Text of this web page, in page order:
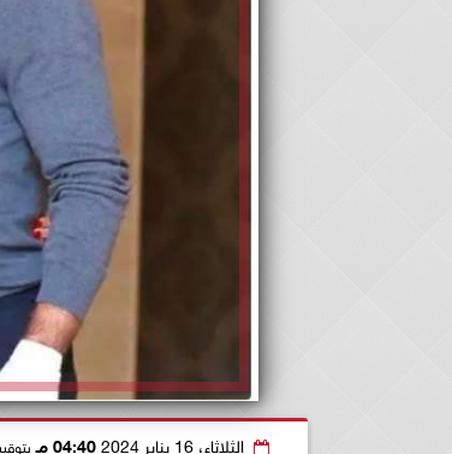
الثلاثاء، 16 يناير 2024 04:40 مـ